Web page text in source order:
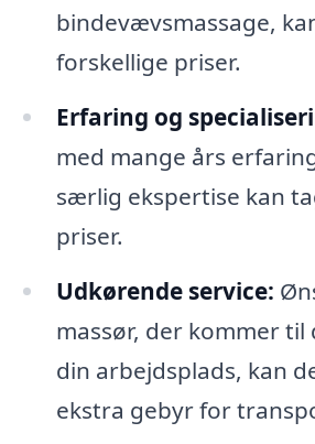
bindevævsmassage,
forskellige priser.
Erfaring og
med mange års
særlig ekspertise kan
priser.
Udkørende service:
massør, der kommer til
din arbejdsplads, kan
ekstra gebyr for